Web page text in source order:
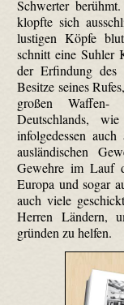
Schwerter
klopfte sich
lustigen Köpfe
schnitt eine Suhler
der Erfindung
Besitze seines
großen Waffen-
Deutschlands,
infolgedessen
ausländischen
Gewehre im Lauf
Europa und sogar
auch viele
Herren Ländern,
gründen zu helfen.